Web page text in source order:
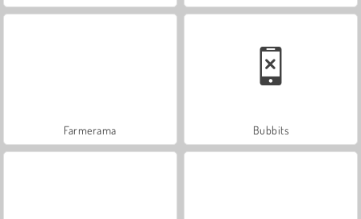
Farmerama Bubbits